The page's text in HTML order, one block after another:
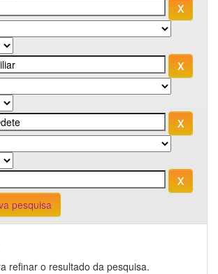
pesquisa
refinar o resultado da pesquisa.